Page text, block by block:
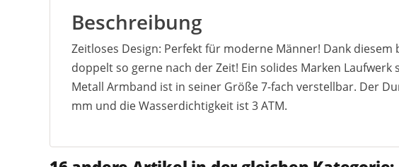
Beschreibung
Zeitloses Design: Perfekt für moderne Männer! Dank diesem
doppelt so gerne nach der Zeit! Ein solides Marken Laufwerk
Metall Armband ist in seiner Größe 7-fach verstellbar. Der
mm und die Wasserdichtigkeit ist 3 ATM.